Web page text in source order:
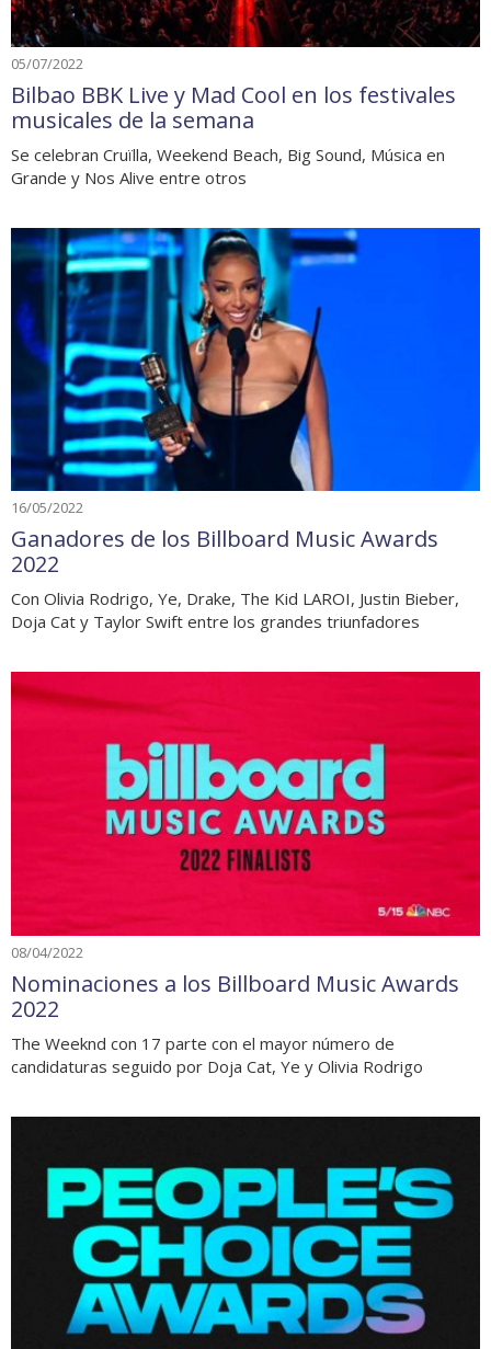
05/07/2022
Bilbao BBK Live y Mad Cool en los festivales
musicales de la semana
Se celebran Cruïlla, Weekend Beach, Big Sound, Música en
Grande y Nos Alive entre otros
16/05/2022
Ganadores de los Billboard Music Awards
2022
Con Olivia Rodrigo, Ye, Drake, The Kid LAROI, Justin Bieber,
Doja Cat y Taylor Swift entre los grandes triunfadores
08/04/2022
Nominaciones a los Billboard Music Awards
2022
The Weeknd con 17 parte con el mayor número de
candidaturas seguido por Doja Cat, Ye y Olivia Rodrigo